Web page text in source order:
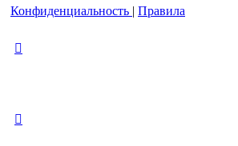
Конфиденциальность | Правила